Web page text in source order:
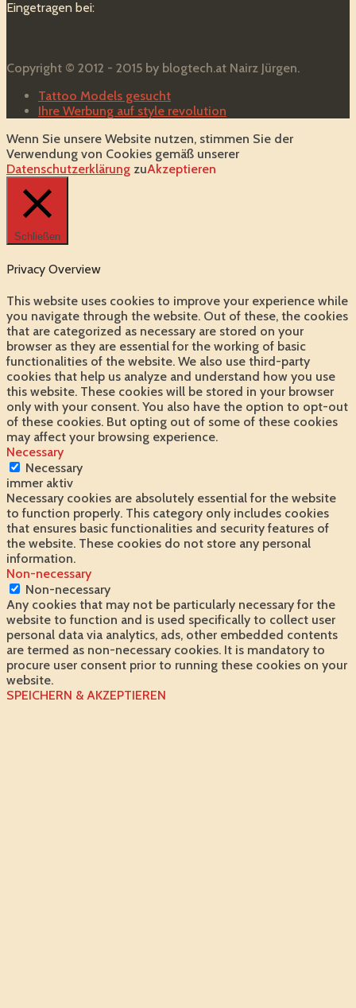
Eingetragen bei:
Copyright © 2012 - 2015 by blogtech.at Nairz Jürgen.
Tattoo Models gesucht
Ihre Werbung auf style revolution
Wenn Sie unsere Website nutzen, stimmen Sie der
Verwendung von Cookies gemäß unserer
Datenschutzerklärung zuAkzeptieren
Schließen
Privacy Overview
This website uses cookies to improve your experience while
you navigate through the website. Out of these, the cookies
that are categorized as necessary are stored on your
browser as they are essential for the working of basic
functionalities of the website. We also use third-party
cookies that help us analyze and understand how you use
this website. These cookies will be stored in your browser
only with your consent. You also have the option to opt-out
of these cookies. But opting out of some of these cookies
may affect your browsing experience.
Necessary
Necessary
immer aktiv
Necessary cookies are absolutely essential for the website
to function properly. This category only includes cookies
that ensures basic functionalities and security features of
the website. These cookies do not store any personal
information.
Non-necessary
Non-necessary
Any cookies that may not be particularly necessary for the
website to function and is used specifically to collect user
personal data via analytics, ads, other embedded contents
are termed as non-necessary cookies. It is mandatory to
procure user consent prior to running these cookies on your
website.
SPEICHERN & AKZEPTIEREN